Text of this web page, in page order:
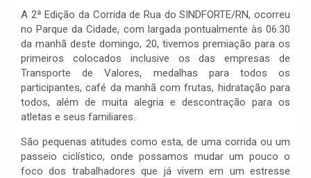
A 2ª Edição da Corrida de Rua do SINDFORTE/RN, ocorreu
no Parque da Cidade, com largada pontualmente às 06:30
da manhã deste domingo, 20, tivemos premiação para os
primeiros colocados inclusive os das empresas de
Transporte de Valores, medalhas para todos os
participantes, café da manhã com frutas, hidratação para
todos, além de muita alegria e descontração para os
atletas e seus familiares.
São pequenas atitudes como esta, de uma corrida ou um
passeio ciclístico, onde possamos mudar um pouco o
foco dos trabalhadores que já vivem em um estresse